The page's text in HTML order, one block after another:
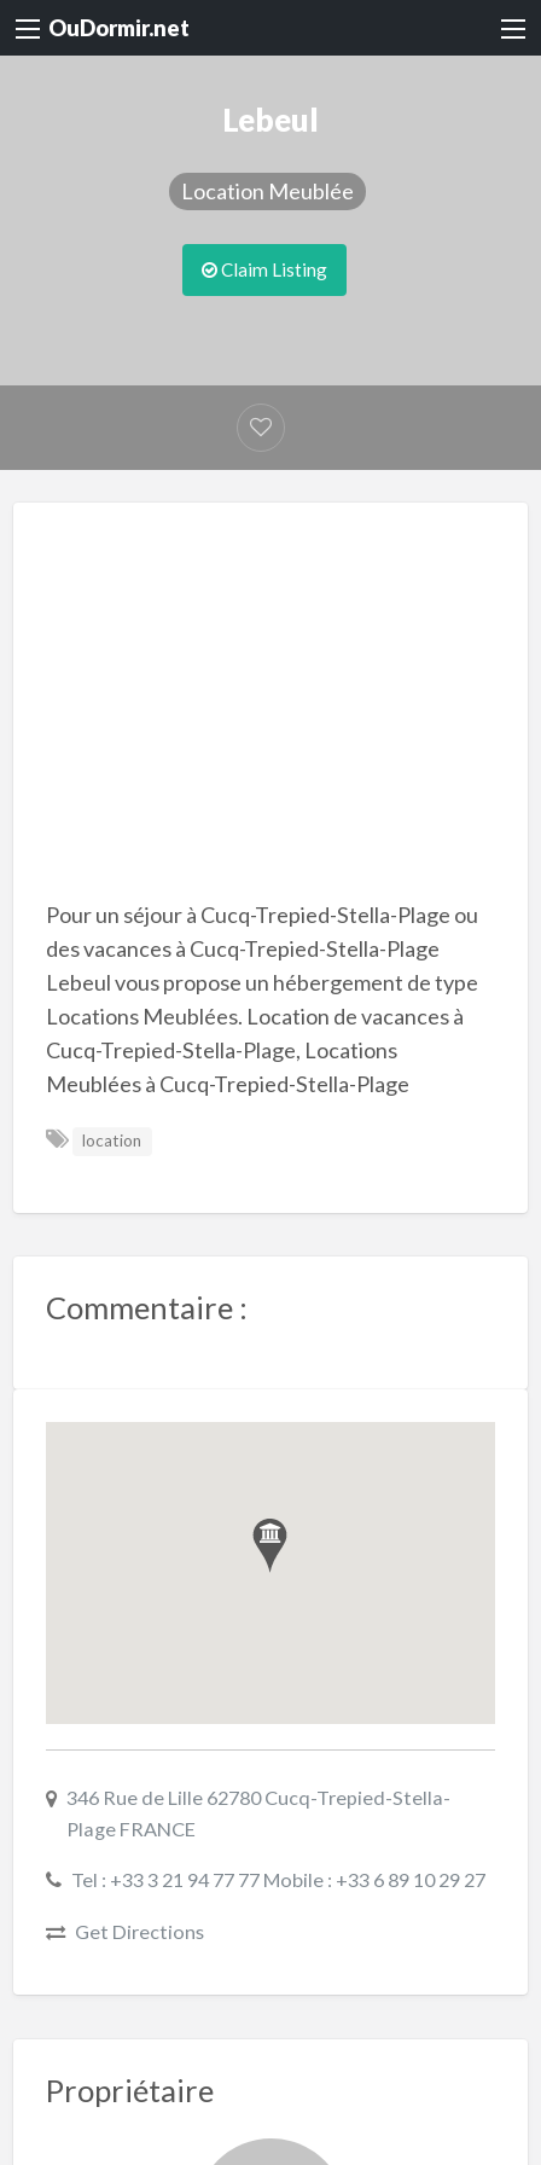
OuDormir.net
Lebeul
Location Meublée
Claim Listing
Pour un séjour à Cucq-Trepied-Stella-Plage ou
des vacances à Cucq-Trepied-Stella-Plage
Lebeul vous propose un hébergement de type
Locations Meublées. Location de vacances à
Cucq-Trepied-Stella-Plage, Locations
Meublées à Cucq-Trepied-Stella-Plage
location
Commentaire :
346 Rue de Lille 62780 Cucq-Trepied-Stella-
Plage FRANCE
Tel : +33 3 21 94 77 77 Mobile : +33 6 89 10 29 27
Get Directions
Propriétaire